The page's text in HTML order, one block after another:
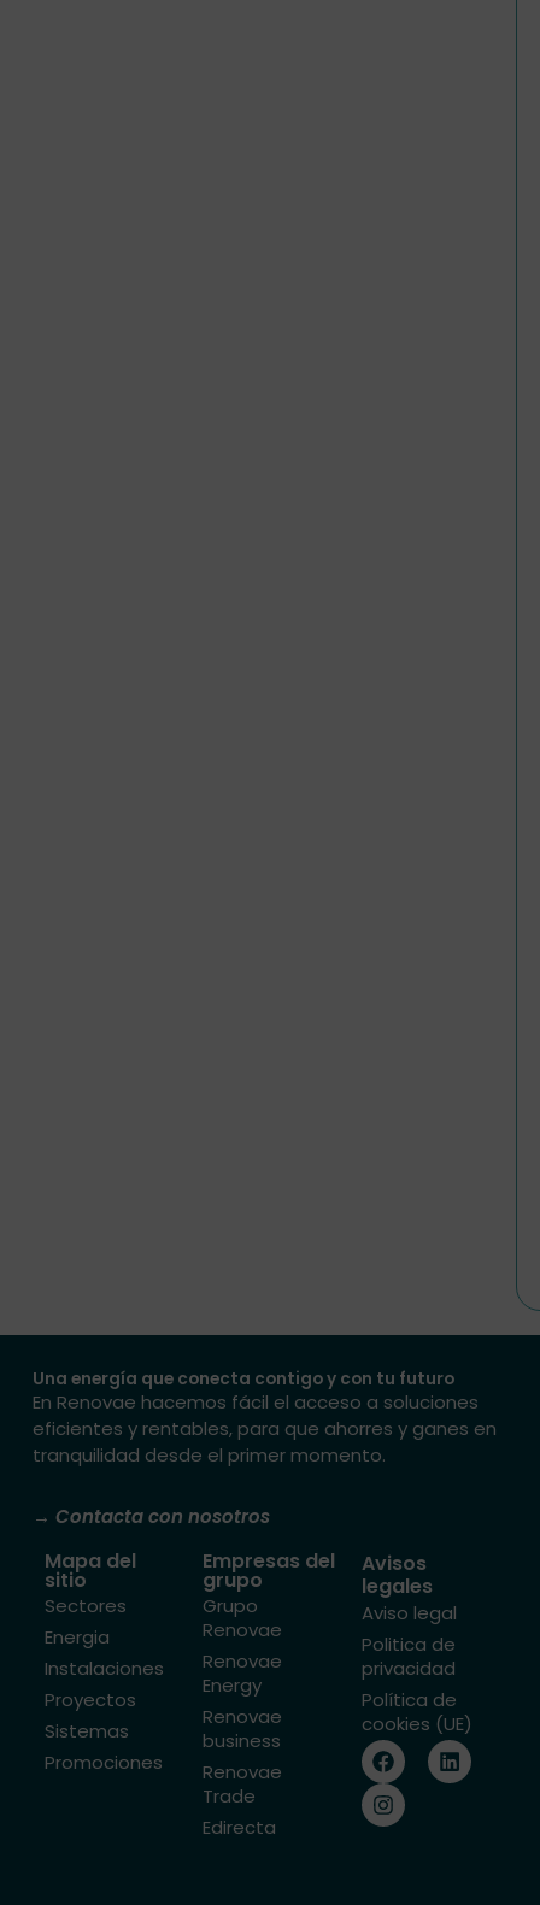
Una energía que conecta contigo y con tu futuro
En Renovae hacemos fácil el acceso a soluciones
eficientes y rentables, para que ahorres y ganes en
tranquilidad desde el primer momento.
→ Contacta con nosotros
Mapa del
sitio
Sectores
Energia
Instalaciones
Proyectos
Sistemas
Promociones
Empresas del
grupo
Grupo
Renovae
Renovae
Energy
Renovae
business
Renovae
Trade
Edirecta
Avisos
legales
Aviso legal
Politica de
privacidad
Política de
cookies (UE)
F
a
c
e
b
L
i
n
I
n
s
t
a